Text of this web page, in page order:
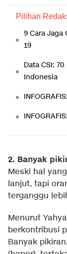
Pilihan
9 Cara Jaga
19
Data CSI:
Indonesia
2. Banyak
Meski hal
lanjut, tapi
terganggu
Menurut
berkontribusi
Banyak